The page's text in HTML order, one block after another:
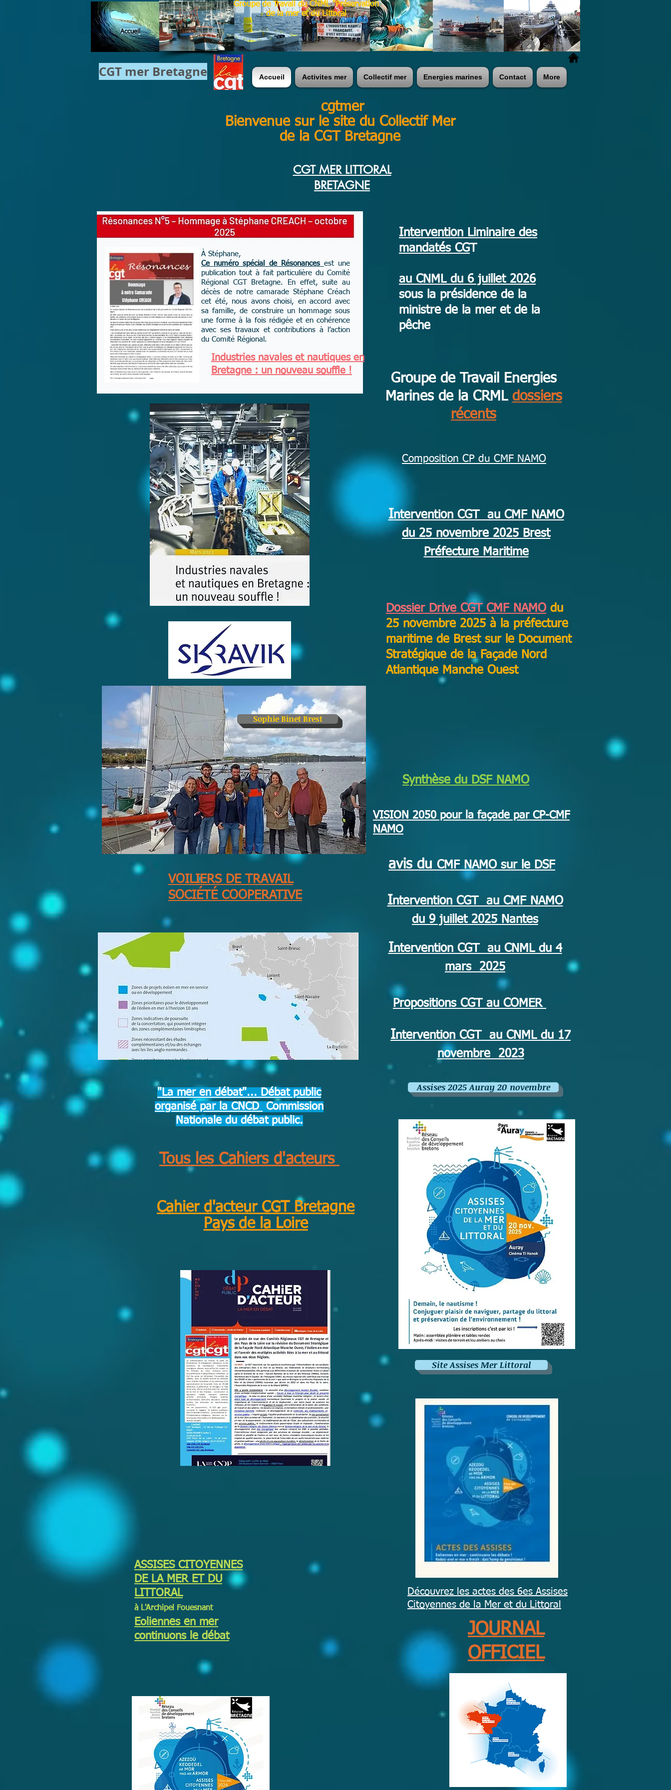
CGT mer​ Bretagne
Accueil
Accueil Activites mer Collectif mer Energies marines Contact More
Se connecter
Groupe de Travail du CNML "Préservation
de la mer et du Littoral
cgtmer
Bienvenue sur le site du Collectif Mer
de la CGT Bretagne
CGT MER LITTORAL
BRETAGNE
À Stéphane,
Ce numéro spécial de Résonances est une
publication tout à fait particulière du Comité
Régional CGT Bretagne. En effet, suite au
décès de notre camarade Stéphane Créach
cet été, nous avons choisi, en accord avec
sa famille, de construire un hommage sous
une forme à la fois rédigée et en cohérence
avec ses travaux et contributions à l’action
du Comité Régional.
Industries navales et nautiques en
Bretagne : un nouveau souffle !
Sophie Binet Brest
Intervention Liminaire des
mandatés CGT
au CNML du 6 juillet 2026
sous la présidence de la
ministre de la mer et de la
pêche
Groupe de Travail Energies
Marines de la CRML dossiers
récents
Composition CP du CMF NAMO
Intervention CGT au CMF NAMO
du 25 novembre 2025 Brest
Préfecture Maritime
Dossier Drive CGT CMF NAMOdu
25 novembre 2025 à la préfecture
maritime de Brest sur le Document
Stratégique de la Façade Nord
Atlantique Manche Ouest
Synthèse du DSF NAMO
VISION 2050 pour la façade par CP-CMF
NAMO
avis du CMF NAMO sur le DSF
VOILIERS DE TRAVAIL
SOCIÉTÉ COOPERATIVE
Intervention CGT au CMF NAMO
du 9 juillet 2025 Nantes
Intervention CGT au CNML du 4
mars 2025
Propositions CGT au COMER
Intervention CGT au CNML du 17
novembre 2023
"La mer en débat"... Débat public
organisé par la CNCD Commission
Nationale du débat public.
Tous les Cahiers d'acteurs
Cahier d'acteur CGT Bretagne
Pays de la Loire
ASSISES CITOYENNES
DE LA MER ET DU
LITTORAL
à L'Archipel Fouesnant
Eoliennes en mer
continuons le débat
Assises 2025 Auray 20 novembre
Site Assises Mer Littoral
Découvrez les actes des 6es Assises
Citoyennes de la Mer et du Littoral
JOURNAL
OFFICIEL